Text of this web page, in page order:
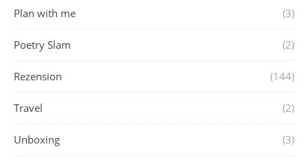
Plan with me (3)
Poetry Slam (2)
Rezension (144)
Travel (2)
Unboxing (3)